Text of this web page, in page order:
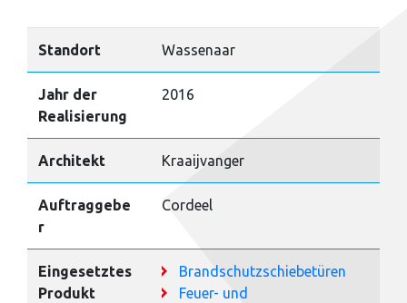
Standort Wassenaar
Jahr der
Realisierung
2016
Architekt Kraaijvanger
Auftraggebe
r
Cordeel
Eingesetztes
Produkt
Brandschutzschiebetüren
Feuer- und